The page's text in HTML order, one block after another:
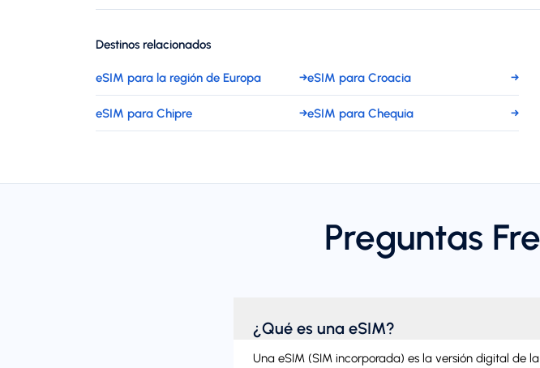
Destinos relacionados
eSIM para la región de Europa →eSIM para Croacia →
eSIM para Chipre →eSIM para Chequia →
Preguntas
¿Qué es una eSIM?
Una eSIM (SIM incorporada) es la versión digital de